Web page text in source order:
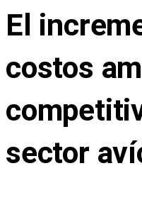
El
costos
sector